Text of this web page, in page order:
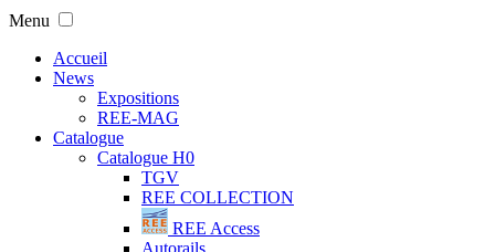
Menu
Accueil
News
Expositions
REE-MAG
Catalogue
Catalogue H0
TGV
REE COLLECTION
REE Access
Autorails